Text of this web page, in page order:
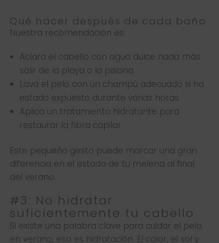
Qué hacer después de cada baño
Nuestra recomendación es:
Aclara el cabello con agua dulce nada más
salir de la playa o la piscina
Lava el pelo con un champú adecuado si ha
estado expuesto durante varias horas
Aplica un tratamiento hidratante para
restaurar la fibra capilar
Este pequeño gesto puede marcar una gran
diferencia en el estado de tu melena al final
del verano.
#3: No hidratar
suficientemente tu cabello
Si existe una palabra clave para cuidar el pelo
en verano, esa es hidratación. El calor, el sol y